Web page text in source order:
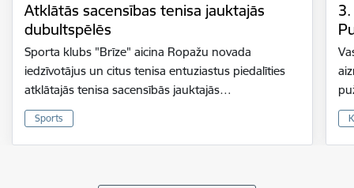
Atklātās sacensības tenisa jauktajās
dubultspēlēs
Sporta klubs "Brīze" aicina Ropažu novada
iedzīvotājus un citus tenisa entuziastus piedalīties
atklātajās tenisa sacensībās jauktajās…
Sports